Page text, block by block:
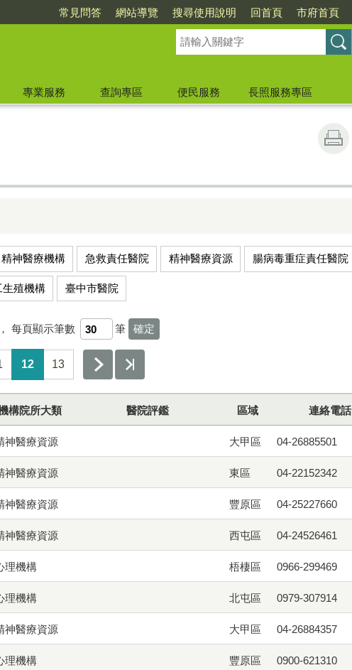
常見問答 網站導覽 搜尋使用說明 回首頁 市府首頁
專業服務 查詢專區 便民服務
長照服務專區
精神醫療機構 急救責任醫院 精神醫療資源 腸病毒重症責任醫院
生殖機構 臺中市醫院
每頁顯示筆數 筆
12 13
構院所大類 醫院評鑑 區域 連絡電話
神醫療資源 大甲區 04-26885501
神醫療資源 東區 04-22152342
神醫療資源 豐原區 04-25227660
神醫療資源 西屯區 04-24526461
理機構 梧棲區 0966-299469
理機構 北屯區 0979-307914
神醫療資源 大甲區 04-26884357
理機構 豐原區 0900-621310